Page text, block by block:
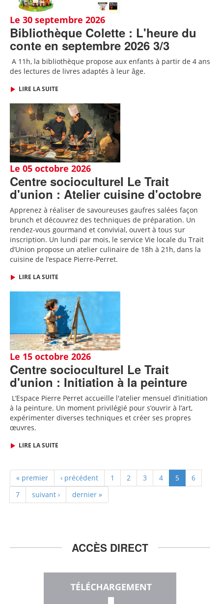
Le 30 septembre 2026
Bibliothèque Colette : L'heure du
conte en septembre 2026 3/3
A 11h, la bibliothèque propose aux enfants à partir de 4 ans
des lectures de livres adaptés à leur âge.
LIRE LA SUITE
Le 05 octobre 2026
Centre socioculturel Le Trait
d'union : Atelier cuisine d'octobre
Apprenez à réaliser de savoureuses gaufres salées façon
brunch et découvrez des techniques de préparation. Un
rendez-vous gourmand et convivial, ouvert à tous sur
inscription. Un lundi par mois, le service Vie locale du Trait
d’Union propose un atelier culinaire de 18h à 21h, dans la
cuisine de l’espace Pierre-Perret.
LIRE LA SUITE
Le 15 octobre 2026
Centre socioculturel Le Trait
d'union : Initiation à la peinture
L’Espace Pierre Perret accueille l'atelier mensuel d’initiation
à la peinture. Un moment privilégié pour s’ouvrir à l’art,
expérimenter diverses techniques et créer ses propres
œuvres.
LIRE LA SUITE
« premier ‹ précédent 1 2 3 4 5
6
7
suivant › dernier »
ACCÈS DIRECT